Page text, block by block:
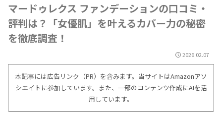
マードゥレクス ファンデーションの口コミ・
評判は？「女優肌」を叶えるカバー力の秘密
を徹底調査！
2026.02.07
本記事には広告リンク（PR）を含みます。当サイトはAmazonアソ
シエイトに参加しています。また、一部のコンテンツ作成にAIを活
用しています。